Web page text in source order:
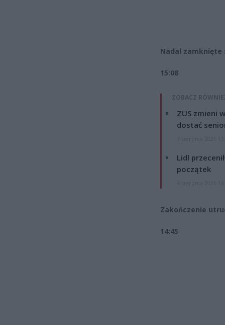
Nadal zamknięte
15:08
ZOBACZ
ZUS zmieni
dostać
Lidl
początek
Zakończenie
14:45